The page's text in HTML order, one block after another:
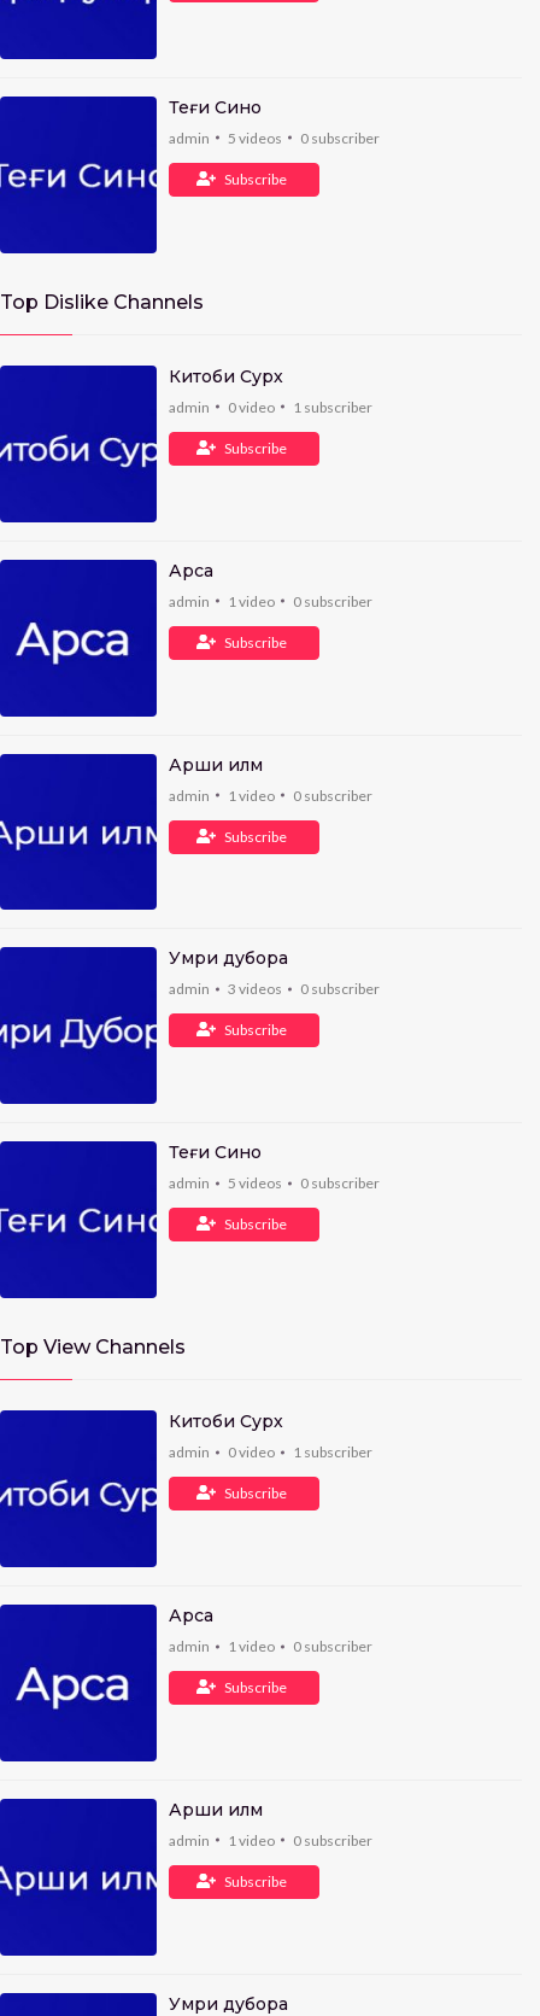
Теғи Сино
admin 5 videos 0subscriber
Subscribe
Top Dislike Channels
Китоби Сурх
admin 0video 1 subscriber
Subscribe
Арса
admin 1 video 0subscriber
Subscribe
Арши илм
admin 1 video 0subscriber
Subscribe
Умри дубора
admin 3 videos 0subscriber
Subscribe
Теғи Сино
admin 5 videos 0subscriber
Subscribe
Top View Channels
Китоби Сурх
admin 0video 1subscriber
Subscribe
Арса
admin 1video 0subscriber
Subscribe
Арши илм
admin 1 video 0subscriber
Subscribe
Умри дубора